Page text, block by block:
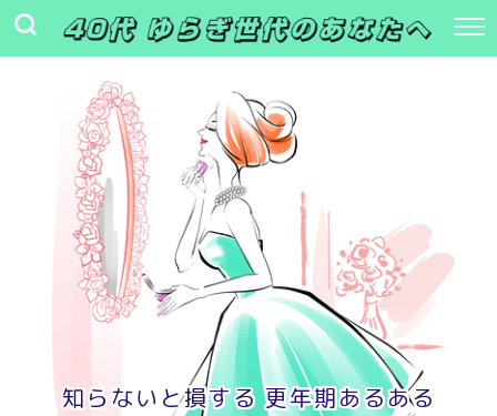
知らないと損する 更年期あるある